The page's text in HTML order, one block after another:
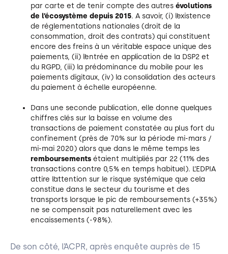
par carte et de tenir compte des autres évolutions
de l’écosystème depuis 2015. A savoir, (i) l’existence
de réglementations nationales (droit de la
consommation, droit des contrats) qui constituent
encore des freins à un véritable espace unique des
paiements, (ii) l’entrée en application de la DSP2 et
du RGPD, (iii) la prédominance du mobile pour les
paiements digitaux, (iv) la consolidation des acteurs
du paiement à échelle européenne.
Dans une seconde publication, elle donne quelques
chiffres clés sur la baisse en volume des
transactions de paiement constatée au plus fort du
confinement (près de 70% sur la période mi-mars /
mi-mai 2020) alors que dans le même temps les
remboursements étaient multipliés par 22 (11% des
transactions contre 0,5% en temps habituel). L’EDPIA
attire l’attention sur le risque systémique que cela
constitue dans le secteur du tourisme et des
transports lorsque le pic de remboursements (+35%)
ne se compensait pas naturellement avec les
encaissements (-98%).
De son côté, l’ACPR, après enquête auprès de 15